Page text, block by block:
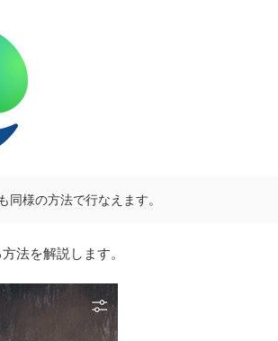
様の方法で行なえます。
法を解説します。